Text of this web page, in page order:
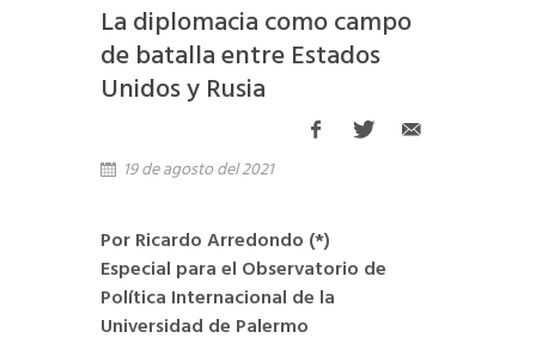
La diplomacia como campo
de batalla entre Estados
Unidos y Rusia
19 de agosto del 2021
Por Ricardo Arredondo (*)
Especial para el Observatorio de
Política Internacional de la
Universidad de Palermo